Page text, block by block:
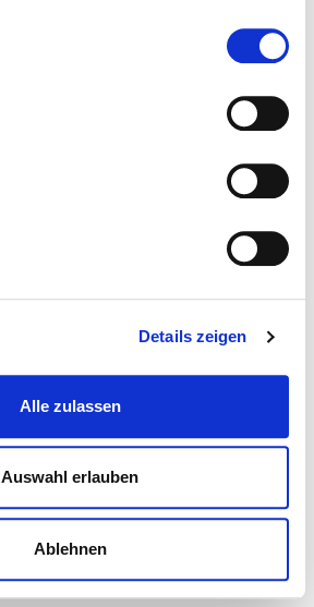
Details zeigen
Alle zulassen
Auswahl erlauben
Ablehnen